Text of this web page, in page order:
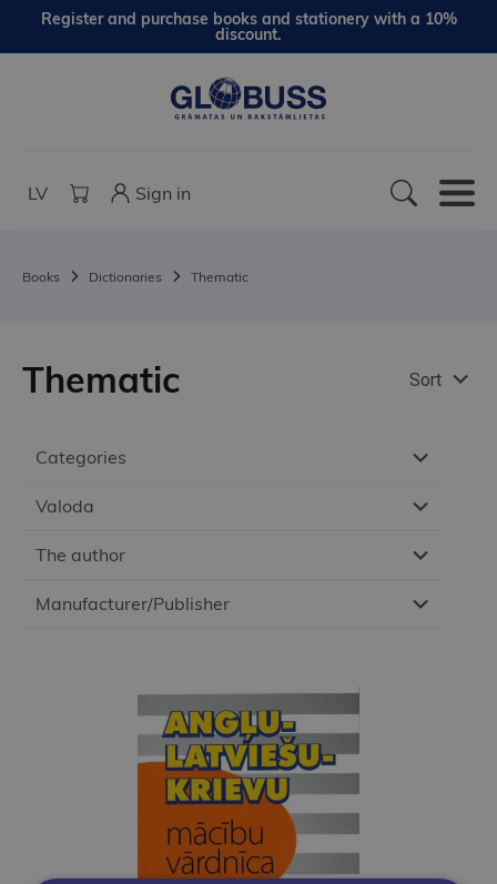
Register and purchase books and stationery with a 10%
discount.
LV Sign in
Books Dictionaries Thematic
Categories
Valoda
The author
Manufacturer/Publisher
Thematic Sort